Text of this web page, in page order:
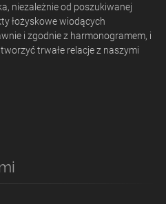
niezależnie od poszukiwanej
łożyskowe wiodących
i zgodnie z harmonogramem, i
trwałe relacje z naszymi